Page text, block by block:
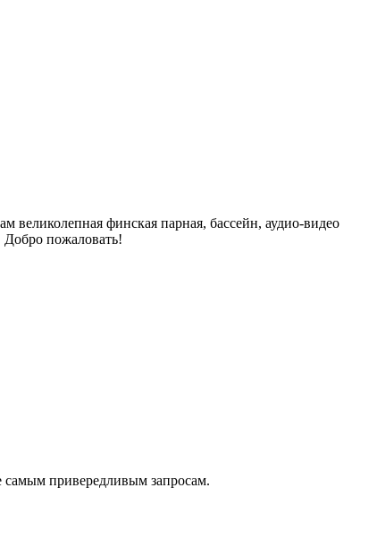
финская парная, бассейн, аудио-видео
Добро пожаловать!
привередливым запросам.